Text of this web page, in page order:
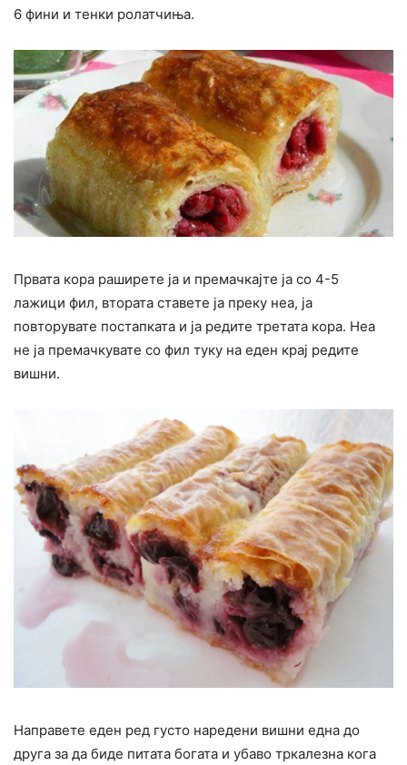
6 фини и тенки ролатчиња.
Првата кора раширете ја и премачкајте ја со 4-5
лажици фил, втората ставете ја преку неа, ја
повторувате постапката и ја редите третата кора. Неа
не ја премачкувате со фил туку на еден крај редите
вишни.
Направете еден ред густо наредени вишни една до
друга за да биде питата богата и убаво тркалезна кога